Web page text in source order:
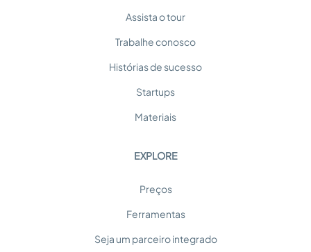
Assista o tour
Trabalhe conosco
Histórias de sucesso
Startups
Materiais
EXPLORE
Preços
Ferramentas
Seja um parceiro integrado